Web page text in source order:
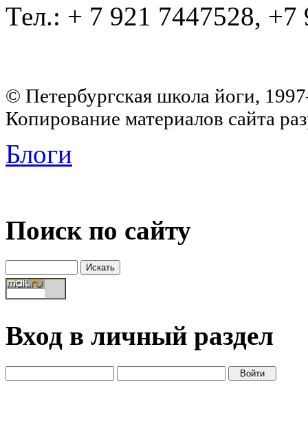
Тел.: + 7 921 7447528, +7
© Петербургская школа йоги,
Копирование материалов сайта
Блоги
Поиск по сайту
Вход в личный раздел